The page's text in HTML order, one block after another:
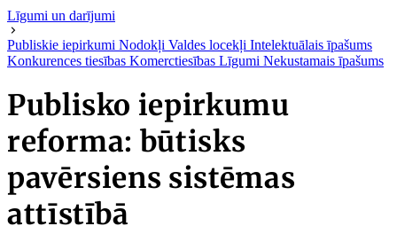
Līgumi un darījumi
Publiskie iepirkumi Nodokļi Valdes locekļi Intelektuālais īpašums
Konkurences tiesības Komerctiesības Līgumi Nekustamais īpašums
Publisko iepirkumu
reforma: būtisks
pavērsiens sistēmas
attīstībā